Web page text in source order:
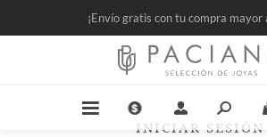
¡Envío gratis con tu compra
INICIAR SESIÓN